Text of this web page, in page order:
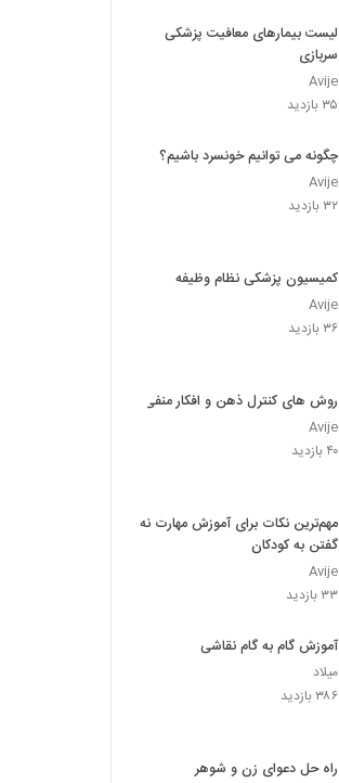
لیست بیمارهای معافیت پزشکی
سربازی
Avije
۳۵ بازدید
چگونه می توانیم خونسرد باشیم؟
Avije
۳۲ بازدید
کمیسیون پزشکی نظام وظیفه
Avije
۳۶ بازدید
روش های کنترل ذهن و افکار منفی
Avije
۴۰ بازدید
مهم‌ترین نکات برای آموزش مهارت نه
گفتن به کودکان
Avije
۳۳ بازدید
آموزش گام به گام نقاشی
میلاد
۳۸۶ بازدید
راه حل دعوای زن و شوهر